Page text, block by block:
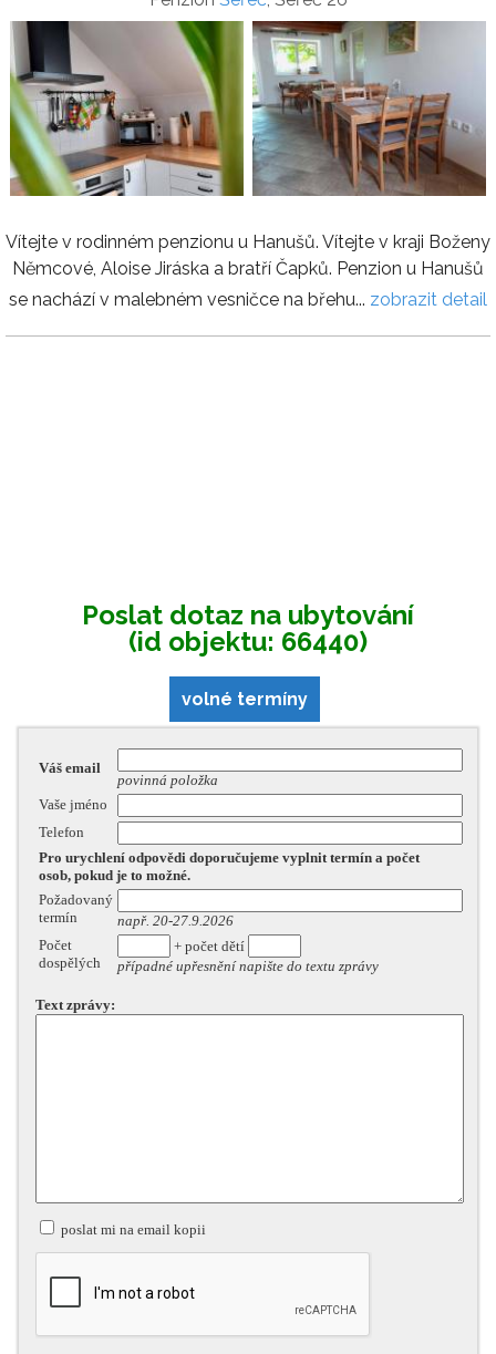
Vítejte v rodinném penzionu u Hanušů. Vítejte v kraji Boženy
Němcové, Aloise Jiráska a bratří Čapků. Penzion u Hanušů
se nachází v malebném vesničce na břehu... zobrazit detail
Poslat dotaz na ubytování
(id objektu: 66440)
volné termíny